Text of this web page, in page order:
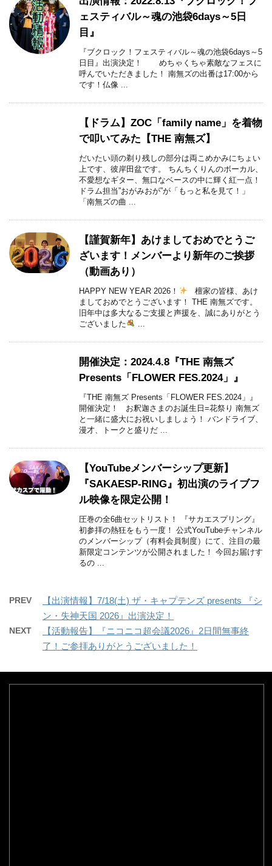
ェスティバル～魂の池袋6days～5日
目』
『ブクロック！フェスティバル～魂の池袋6days～5
日目』出演決定！ めちゃくちゃ素敵なフェスに
呼んでいただきました！ 南無ズの出番は17:00から
です！仏像 ...
【ドラム】ZOC「family name」を着物
で叩いてみた【THE 南無ズ】
だいたい頭の剃り残しの部分は両こめかみにちょい
上です、彼岸田盆です。 ちんちくりんのボーカル、
不愛想なギター、無口なベースの中に輝く紅一点！
ドラム担当”おがみおが”が「もっと私を見て！」
「南無ズの曲 ...
【謹賀新年】あけましておめでとうご
ざいます！メンバーより新年のご挨拶
（動画あり）
HAPPY NEW YEAR 2026！
檀家の皆様、あけ
ましておめでとうございます！ THE 南無ズです。
旧年中は多大なるご支援と声援を、誠にありがとう
ございました
...
開催決定：2024.4.8『THE 南無ズ
Presents「FLOWER FES.2024」』
『THE 南無ズ Presents「FLOWER FES.2024」』
開催決定！ お釈迦さまのお誕生日=花祭り 南無ズ
と一緒に盛大にお祝いしましょう！ バンドライブ、
漫才、トークと盛りだ ...
【YouTubeメンバーシップ更新】
『SAKAESP-RING』初出演のライブフ
ル映像を限定公開！
圧巻の全6曲セットリスト！ 『サカエスプリング』
初参拝の熱狂をもう一度！ 公式YouTubeチャンネル
のメンバーシップ（有料会員制度）にて、注目の最
新限定コンテンツが公開されました！ 今回お届けす
るの ...
PREV
【出演情報】7/18(土) ザ・キャプテンズ presents 『シ
ン・失神天国 2026』出演決定！
NEXT
【活動報告】『ニコニコ超会議2026』2日間無事終
了！ご参拝ありがとうございました！